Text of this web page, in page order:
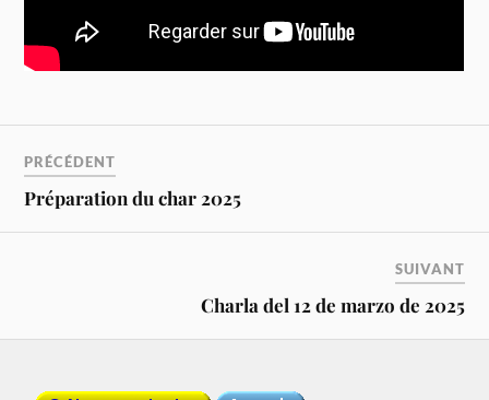
PRÉCÉDENT
Préparation du char 2025
SUIVANT
Charla del 12 de marzo de 2025